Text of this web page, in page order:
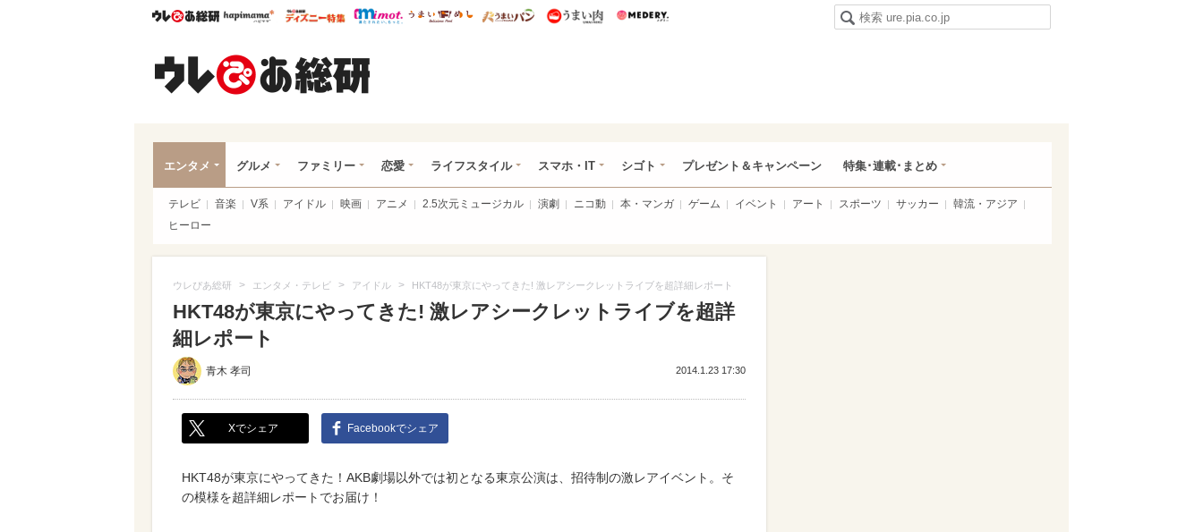
ウレぴあ総研ハピママ* ウレぴあ総研 ディズニー特集
mimot. うまいめし うまいパン うまい肉
エンタメ グルメ ファミリー 恋愛 ライフスタイル スマホ・IT シゴト プレゼント＆キャンペーン 特集･連載･まとめ
テレビ 音楽 V系 アイドル 映画 アニメ 2.5次元ミュージカル 演劇 ニコ動 本・マンガ ゲーム イベント アート スポーツ サッカー
韓流・アジア
ヒーロー
ウレぴあ総研 > エンタメ・テレビ > アイドル > HKT48が東京にやってきた! 激レアシークレットライブを超詳細レポート
HKT48が東京にやってきた! 激レアシークレットライブを超詳
細レポート
青木 孝司 2014.1.23 17:30
Xでシェア Facebookでシェア
HKT48が東京にやってきた！AKB劇場以外では初となる東京公演は、招待制の激レアイベント。そ
の模様を超詳細レポートでお届け！